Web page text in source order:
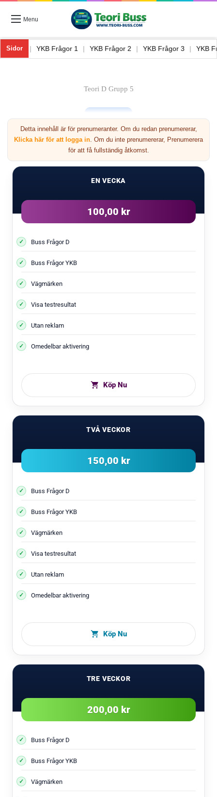
Menu
SidorBuss 8 | YKB Frågor 1 | YKB Frågor 2 | YKB Frågor 3 |
Teori D Grupp 5
Nästa
5
Förre
Detta innehåll är för prenumeranter. Om du redan prenumererar,
Klicka här för att logga in . Om du inte prenumererar, Prenumerera
för att få fullständig åtkomst.
EN VECKA
100,00 kr
Buss Frågor D
Buss Frågor YKB
Vägmärken
Visa testresultat
Utan reklam
Omedelbar aktivering
Köp Nu
TVÅ VECKOR
150,00 kr
Buss Frågor D
Buss Frågor YKB
Vägmärken
Visa testresultat
Utan reklam
Omedelbar aktivering
Köp Nu
TRE VECKOR
200,00 kr
Buss Frågor D
Buss Frågor YKB
Vägmärken